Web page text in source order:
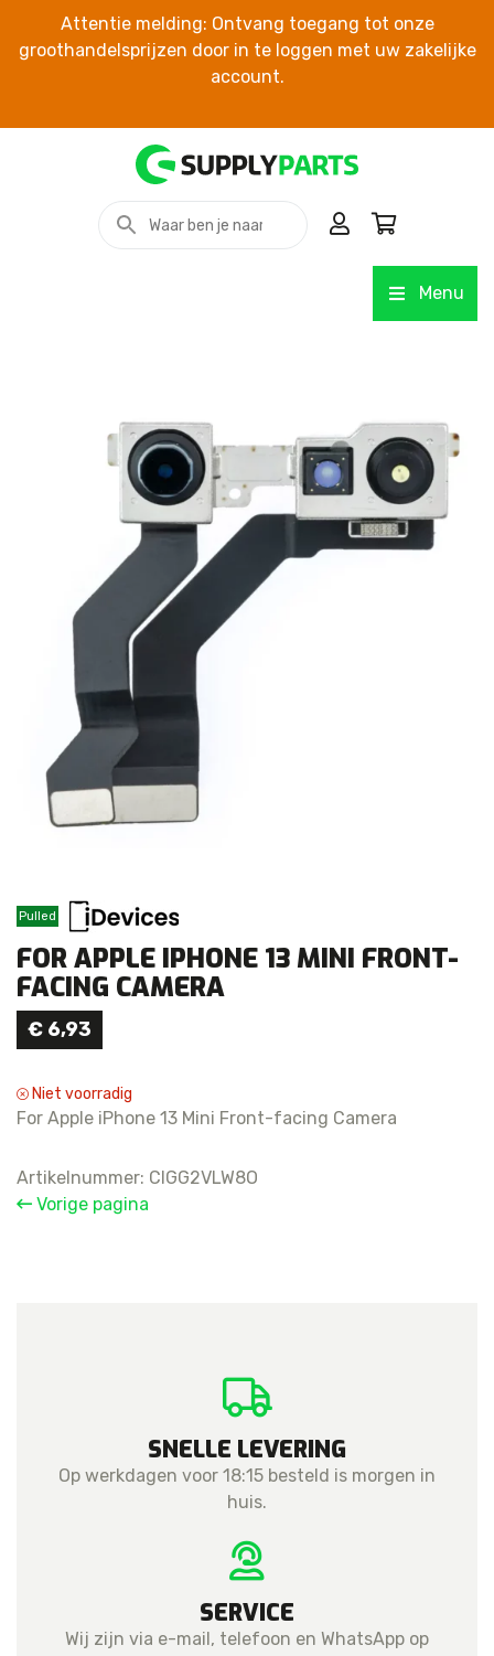
Attentie melding: Ontvang toegang tot onze
groothandelsprijzen door in te loggen met uw zakelijke
account.
Menu
Pulled
FOR APPLE IPHONE 13 MINI FRONT-
FACING CAMERA
€ 6,93
Niet voorradig
For Apple iPhone 13 Mini Front-facing Camera
Artikelnummer: CIGG2VLW8O
Vorige pagina
SNELLE LEVERING
Op werkdagen voor 18:15 besteld is morgen in
huis.
SERVICE
Wij zijn via e-mail, telefoon en WhatsApp op